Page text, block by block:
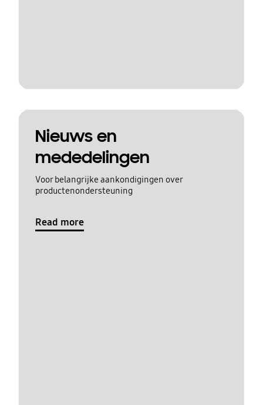
Nieuws en
mededelingen
Voor belangrijke aankondigingen over
productenondersteuning
Read more